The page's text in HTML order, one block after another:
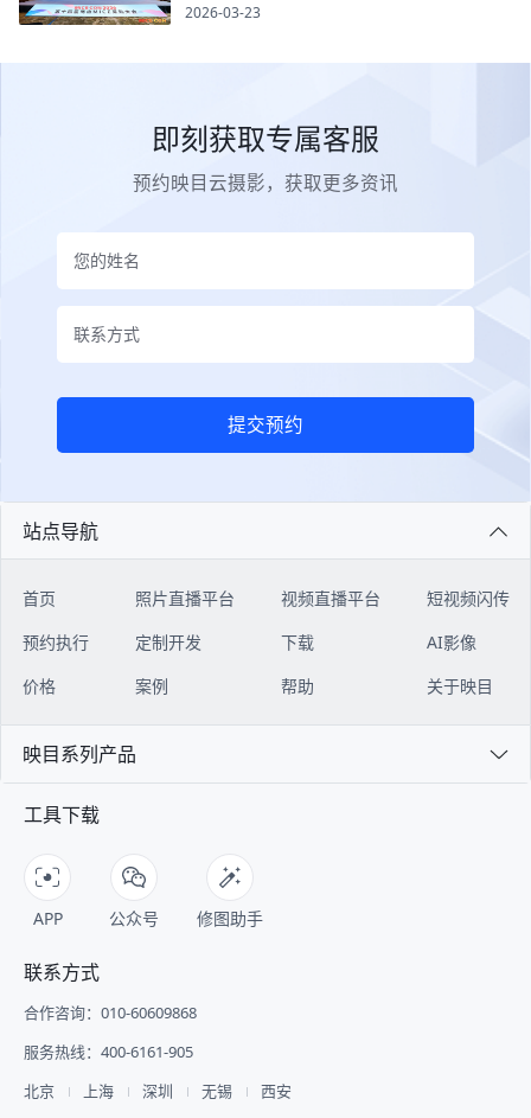
2026-03-23
即刻获取专属客服
预约映目云摄影，获取更多资讯
提交预约
站点导航
首页
预约执行
价格
照片直播平台
定制开发
案例
视频直播平台
下载
帮助
短视频闪传
AI影像
关于映目
映目系列产品
工具下载
APP 公众号 修图助手
联系方式
合作咨询：010-60609868
服务热线：400-6161-905
北京
上海 深圳 无锡 西安